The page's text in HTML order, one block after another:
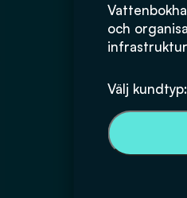
och
Välj kundtyp: